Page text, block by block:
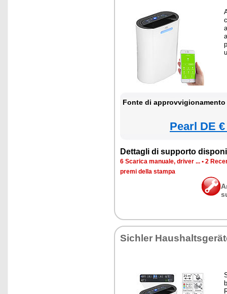
Fonte di
Pearl DE
Dettagli di supporto
6 Scarica manuale, driver ... • 2
premi della stampa
Sichler